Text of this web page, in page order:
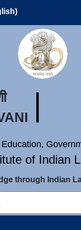
of Indian
through Indian